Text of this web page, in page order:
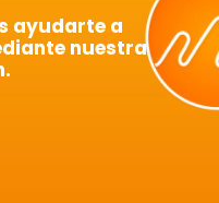
ayudarte a
nuestra